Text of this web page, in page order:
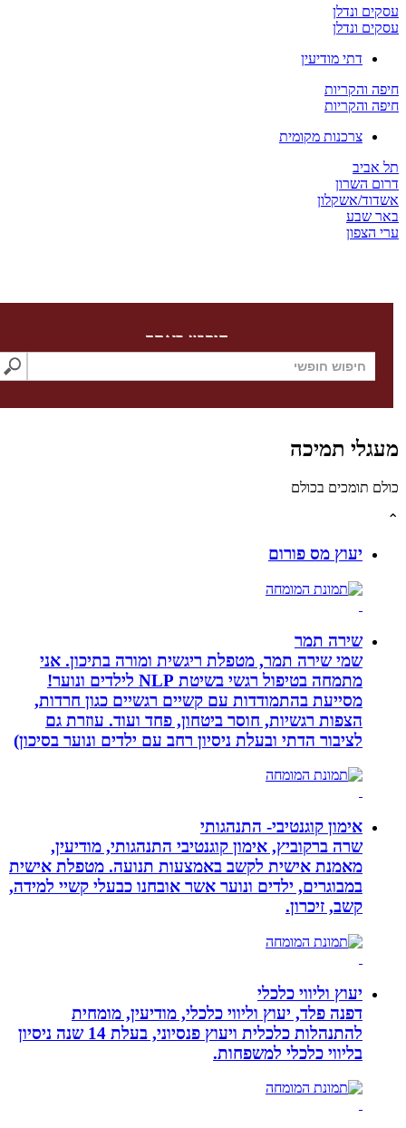
ונדלן
ונדלן
דתי מודיעין
צרכנות מקומית
אשקלון
חיפוש באתר
תמיכה
בכולם
יעוץ מס פורום
שירה תמר
שמי שירה תמר, מטפלת ריגשית ומורה בתיכון. אני
מתמחה בטיפול רגשי בשיטת NLP לילדים ונוער!
מסייעת בהתמודדות עם קשיים רגשיים כגון חרדות,
הצפות רגשיות, חוסר ביטחון, פחד ועוד. עוזרת גם
לציבור הדתי ובעלת ניסיון רחב עם ילדים ונוער בסיכון)
אימון קוגנטיבי- התנהגותי
שרה ברקוביץ, אימון קוגנטיבי התנהגותי, מודיעין,
מאמנת אישית לקשב באמצעות תנועה. מטפלת אישית
במבוגרים, ילדים ונוער אשר אובחנו כבעלי קשיי למידה,
קשב, זיכרון.
יעוץ וליווי כלכלי
דפנה פלד, יעוץ וליווי כלכלי, מודיעין, מומחית
להתנהלות כלכלית ויעוץ פנסיוני, בעלת 14 שנה ניסיון
בליווי כלכלי למשפחות.